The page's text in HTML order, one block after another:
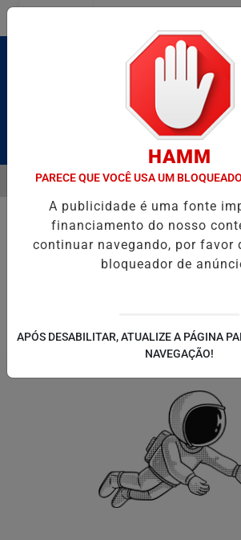
Pesquisar Notícia
HOMENAGEIA UZIEL BUENO NO
EM ALTA
HAMM
PARECE QUE VOCÊ USA UM
A publicidade é uma fonte
financiamento do nosso
continuar navegando, por favor
bloqueador de
APÓS DESABILITAR, ATUALIZE A PÁGINA
NAVEGAÇÃO!